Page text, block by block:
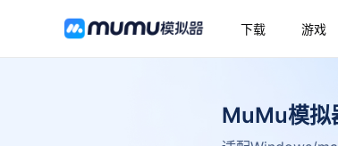
下载 游戏
MuMu模拟